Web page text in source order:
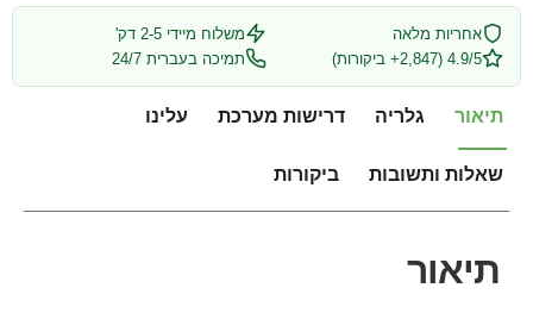
אחריות מלאה
משלוח מיידי 2-5 דק'
4.9/5 (2,847+ ביקורות)
תמיכה בעברית 24/7
תיאור גלריה דרישות מערכת עלינו
שאלות ותשובות ביקורות
תיאור